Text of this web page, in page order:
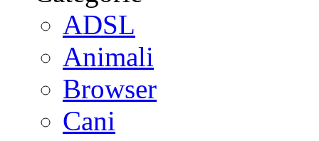
ADSL
Animali
Browser
Cani